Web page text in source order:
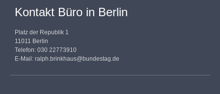
Kontakt Büro in Berlin
Platz der Republik 1
11011 Berlin
Telefon: 030 22773910
E-Mail: ralph.brinkhaus@bundestag.de